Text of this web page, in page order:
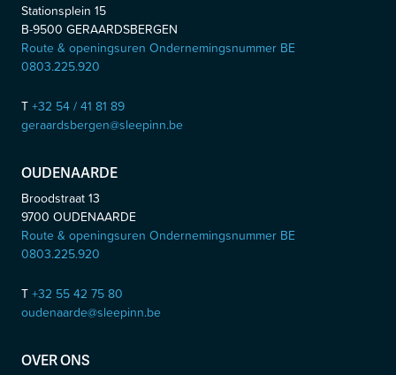
Stationsplein 15
B-9500 GERAARDSBERGEN
Route & openingsuren Ondernemingsnummer BE
0803.225.920
T +32 54 / 41 81 89
geraardsbergen@sleepinn.be
OUDENAARDE
Broodstraat 13
9700 OUDENAARDE
Route & openingsuren Ondernemingsnummer BE
0803.225.920
T +32 55 42 75 80
oudenaarde@sleepinn.be
OVER ONS